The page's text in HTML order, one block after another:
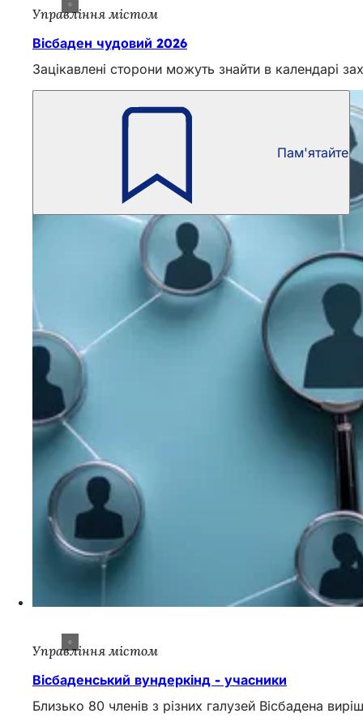
Управління містом
Вісбаден чудовий 2026
Зацікавлені сторони можуть знайти в календарі
Пам'ятайте
Управління містом
Вісбаденський вундеркінд - учасники
Близько 80 членів з різних галузей Вісбадена